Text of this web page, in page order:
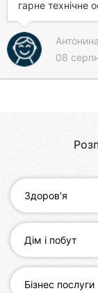
Ветеринарні
клініки
Стоматології
Всі
рубрики
гарне технічне
08
Здоров'я
Дім і побут
Бізнес послуги